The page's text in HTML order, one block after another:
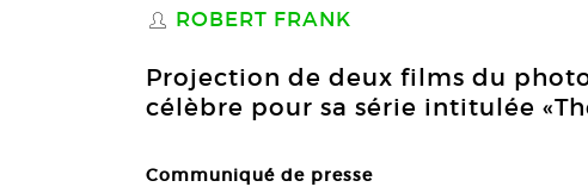
S ROBERT FRANK
Projection de deux films du
célèbre pour sa série intitulée
Communiqué de presse